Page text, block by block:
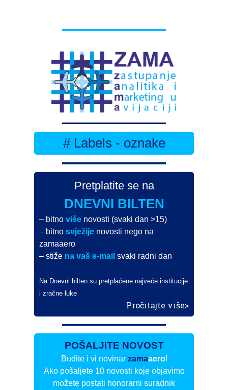
# Labels - oznake
Pretplatite se na
DNEVNI BILTEN
– bitnoviše novosti (svaki dan >15)
– bitnosvježije novosti nego na
zamaaero
– stiže na vaš e-mail svaki radni dan
Na Dnevni bilten su pretplaćene najveće institucije
i zračne luke
Pročitajte više>
POŠALJITE NOVOST
Budite i vi novinar zamaaero!
Ako pošaljete 10 novosti koje objavimo
možete postati honorarni suradnik